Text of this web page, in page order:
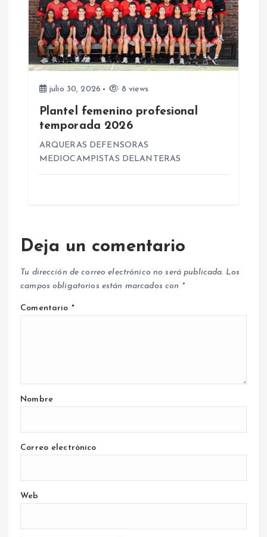
julio 30, 2026 8 views
Plantel femenino profesional
temporada 2026
ARQUERAS DEFENSORAS
MEDIOCAMPISTAS DELANTERAS
Deja un comentario
Tu dirección de correo electrónico no será publicada. Los
campos obligatorios están marcados con *
Comentario *
Nombre
Correo electrónico
Web